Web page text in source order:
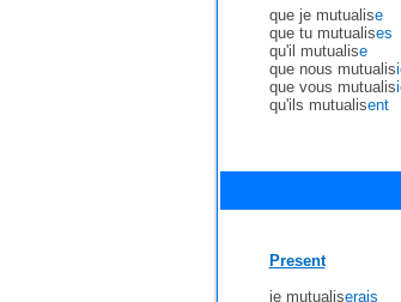
que je mutualise
que tu mutualises
qu'il mutualise
que nous mutualis
que vous mutualis
qu'ils mutualisent
Present
je mutualiserais